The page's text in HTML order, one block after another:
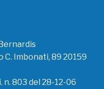
C. Imbonati, 89 20159
n. 803 del 28-12-06